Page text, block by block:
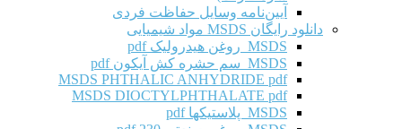
آیین‌نامه وسایل حفاظت فردی
دانلود رایگان MSDS مواد شیمیایی
MSDS روغن هیدرولیک pdf
MSDS سم حشره کش آیکون pdf
MSDS PHTHALIC ANHYDRIDE pdf
MSDS DIOCTYLPHTHALATE pdf
MSDS پلاستیکها pdf